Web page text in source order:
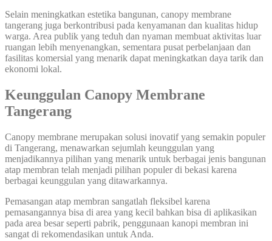
Selain meningkatkan estetika bangunan, canopy membrane
tangerang juga berkontribusi pada kenyamanan dan kualitas hidup
warga. Area publik yang teduh dan nyaman membuat aktivitas luar
ruangan lebih menyenangkan, sementara pusat perbelanjaan dan
fasilitas komersial yang menarik dapat meningkatkan daya tarik dan
ekonomi lokal.
Keunggulan Canopy Membrane
Tangerang
Canopy membrane merupakan solusi inovatif yang semakin populer
di Tangerang, menawarkan sejumlah keunggulan yang
menjadikannya pilihan yang menarik untuk berbagai jenis bangunan
atap membran telah menjadi pilihan populer di bekasi karena
berbagai keunggulan yang ditawarkannya.
Pemasangan atap membran sangatlah fleksibel karena
pemasangannya bisa di area yang kecil bahkan bisa di aplikasikan
pada area besar seperti pabrik, penggunaan kanopi membran ini
sangat di rekomendasikan untuk Anda.